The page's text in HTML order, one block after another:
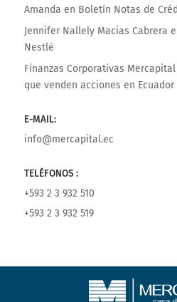
Amanda en Boletín Notas de
Jennifer Nallely Macias Cabrera
Nestlé
Finanzas Corporativas Mercapital
que venden acciones en Ecuador
E-MAIL:
info@mercapital.ec
TELÉFONOS :
+593 2 3 932 510
+593 2 3 932 519